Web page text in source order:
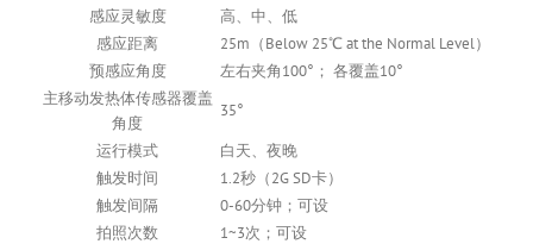
感应灵敏度
高、中、低
感应距离
25m（Below 25℃ at the Normal Level）
预感应角度
左右夹角100°； 各覆盖10°
主移动发热体传感器覆盖
角度
35°
运行模式
白天、夜晚
触发时间
1.2秒（2G SD卡）
触发间隔
0-60分钟；可设
拍照次数
1~3次；可设